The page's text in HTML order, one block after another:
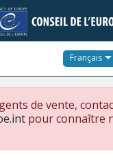
Français
de vente,
pour connaître